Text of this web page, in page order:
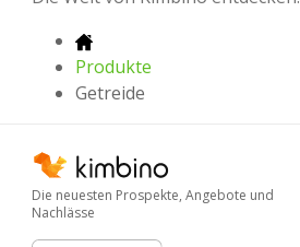
Produkte
Getreide
Die neuesten Prospekte, Angebote und
Nachlässe